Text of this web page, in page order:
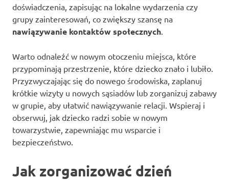
doświadczenia, zapisując na lokalne wydarzenia czy
grupy zainteresowań, co zwiększy szansę na
nawiązywanie kontaktów społecznych
Warto odnaleźć w nowym otoczeniu miejsca, które
przypominają przestrzenie, które dziecko znało i lubiło.
Przyzwyczajając się do nowego środowiska, zaplanuj
krótkie wizyty u nowych sąsiadów lub zorganizuj zabawy
w grupie, aby ułatwić nawiązywanie relacji. Wspieraj i
obserwuj, jak dziecko radzi sobie w nowym
towarzystwie, zapewniając mu wsparcie i
bezpieczeństwo.
Jak zorganizować dzień